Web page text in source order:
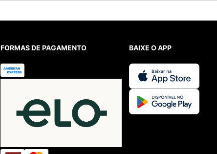
FORMAS DE PAGAMENTO BAIXE O APP